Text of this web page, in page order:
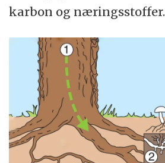
karbon og næringsstoffer.